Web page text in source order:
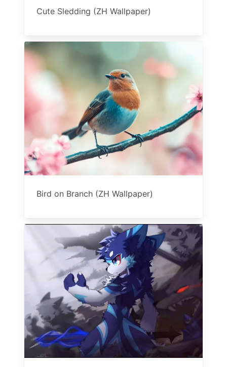
Cute Sledding (ZH Wallpaper)
Bird on Branch (ZH Wallpaper)